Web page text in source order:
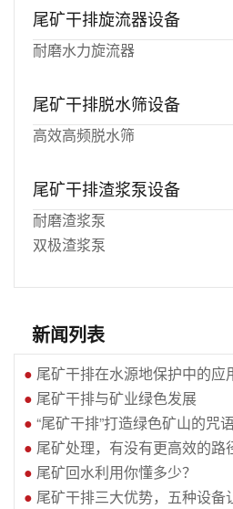
尾矿干排旋流器设备
耐磨水力旋流器
尾矿干排脱水筛设备
高效高频脱水筛
尾矿干排渣浆泵设备
耐磨渣浆泵
双极渣浆泵
新闻列表
● 尾矿干排在水源地保护中的应
● 尾矿干排与矿业绿色发展
● “尾矿干排”打造绿色矿山的咒
● 尾矿处理，有没有更高效的路
● 尾矿回水利用你懂多少？
● 尾矿干排三大优势，五种设